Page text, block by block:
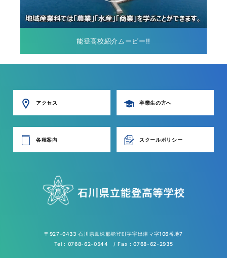
能登高校紹介ムービー!!
アクセス 卒業生の方へ
各種案内 スクールポリシー
〒927-0433 石川県鳳珠郡能登町字宇出津マ字106番地7
Tel : 0768-62-0544 / Fax : 0768-62-2935